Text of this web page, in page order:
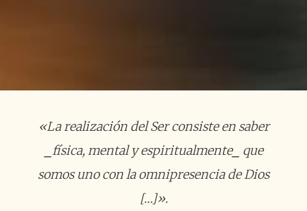
«La realización del Ser consiste en saber
⎯física, mental y espiritualmente⎯ que
somos uno con la omnipresencia de Dios
[…]».